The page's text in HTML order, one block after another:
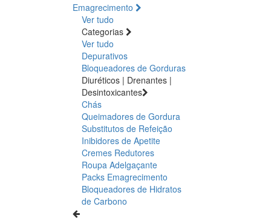
Emagrecimento
Ver tudo
Categorias
Ver tudo
Depurativos
Bloqueadores de Gorduras
Diuréticos | Drenantes |
Desintoxicantes
Chás
Queimadores de Gordura
Substitutos de Refeição
Inibidores de Apetite
Cremes Redutores
Roupa Adelgaçante
Packs Emagrecimento
Bloqueadores de Hidratos
de Carbono